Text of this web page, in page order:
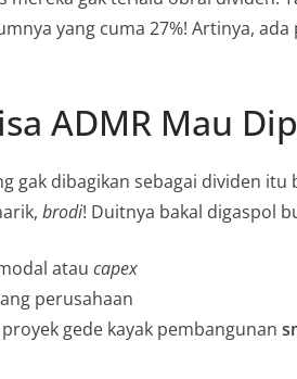
yang cuma 27%! Artinya,
ADMR Mau
gak dibagikan sebagai dividen
brodi! Duitnya bakal digaspol
atau capex
perusahaan
gede kayak pembangunan